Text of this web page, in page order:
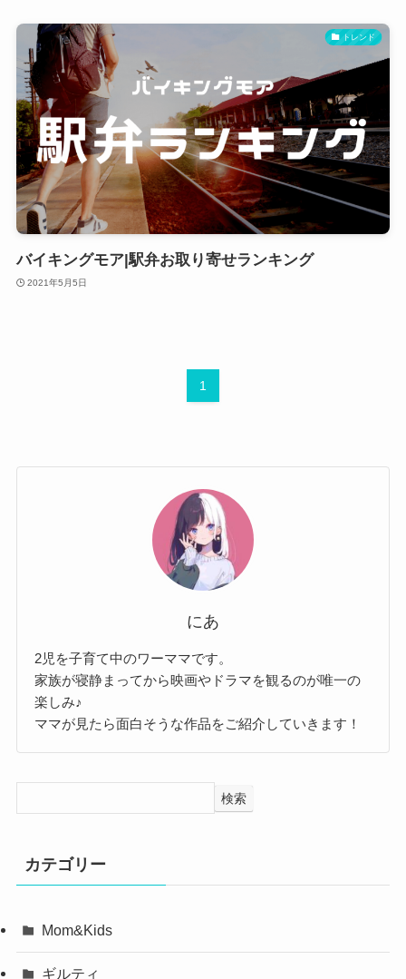
トレンド
バイキングモア|駅弁お取り寄せランキング
2021年5月5日
1
にあ
2児を子育て中のワーママです。
家族が寝静まってから映画やドラマを観るのが唯一の
楽しみ♪
ママが見たら面白そうな作品をご紹介していきます！
検索
カテゴリー
Mom&Kids
ギルティ